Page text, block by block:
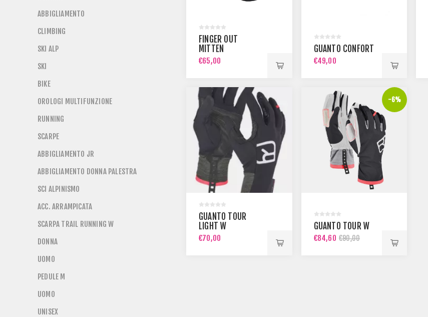
FINGER OUT
MITTEN
€65,00
GUANTO CONFORT
€49,00
GUANTO TOUR
LIGHT W
€70,00
-6%
GUANTO TOUR W
€84,60 €90,00
ABBIGLIAMENTO
CLIMBING
SKI ALP
SKI
BIKE
OROLOGI MULTIFUNZIONE
RUNNING
SCARPE
ABBIGLIAMENTO JR
ABBIGLIAMENTO DONNA PALESTRA
SCI ALPINISMO
ACC. ARRAMPICATA
SCARPA TRAIL RUNNING W
DONNA
UOMO
PEDULE M
UOMO
UNISEX